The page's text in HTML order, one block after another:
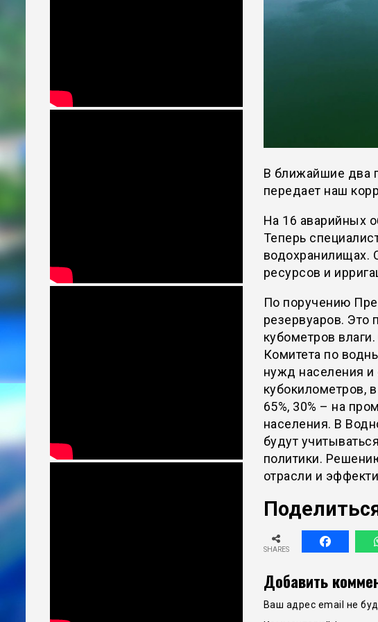
В ближайшие два
передает наш
На 16 аварийных
Теперь
водохранилищах.
ресурсов и
По поручению
резервуаров. Это
кубометров
Комитета по
нужд населения и
кубокилометров,
65%, 30% – на
населения. В
будут
политики.
отрасли и
SHARES
Добавить
Ваш адрес email не